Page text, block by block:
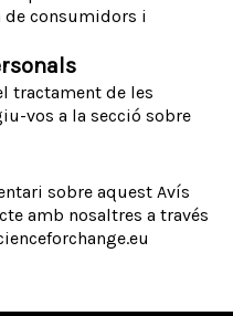
consumidors i
tractament de les
vos a la secció sobre
sobre aquest Avís
amb nosaltres a través